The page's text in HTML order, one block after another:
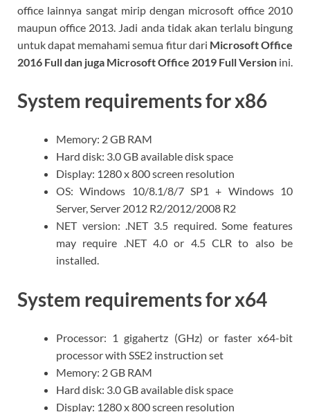
office lainnya sangat mirip dengan microsoft office 2010
maupun office 2013. Jadi anda tidak akan terlalu bingung
untuk dapat memahami semua fitur dari Microsoft Office
2016 Full dan juga Microsoft Office 2019 Full Version ini.
System requirements for x86
Memory: 2 GB RAM
Hard disk: 3.0 GB available disk space
Display: 1280 x 800 screen resolution
OS: Windows 10/8.1/8/7 SP1 + Windows 10
Server, Server 2012 R2/2012/2008 R2
NET version: .NET 3.5 required. Some features
may require .NET 4.0 or 4.5 CLR to also be
installed.
System requirements for x64
Processor: 1 gigahertz (GHz) or faster x64-bit
processor with SSE2 instruction set
Memory: 2 GB RAM
Hard disk: 3.0 GB available disk space
Display: 1280 x 800 screen resolution